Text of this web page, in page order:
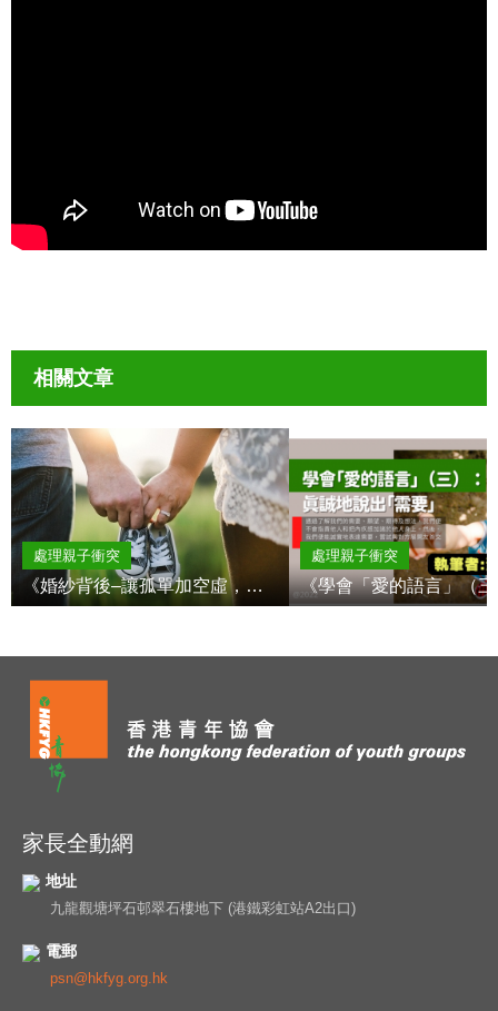
相關文章
處理親子衝突
《婚紗背後–讓孤單加空虛，讓當初都過去？（上）》艾文妮姑娘
處理親子衝突
家長全動網
地址
九龍觀塘坪石邨翠石樓地下 (港鐵彩虹站A2出口)
電郵
psn@hkfyg.org.hk